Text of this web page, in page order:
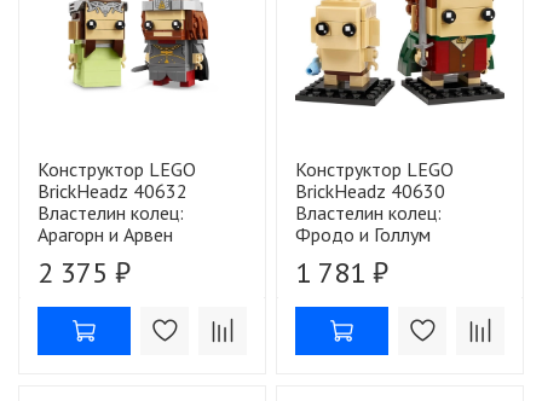
Конструктор LEGO
BrickHeadz 40632
Властелин колец:
Арагорн и Арвен
2 375 ₽
Конструктор LEGO
BrickHeadz 40630
Властелин колец:
Фродо и Голлум
1 781 ₽